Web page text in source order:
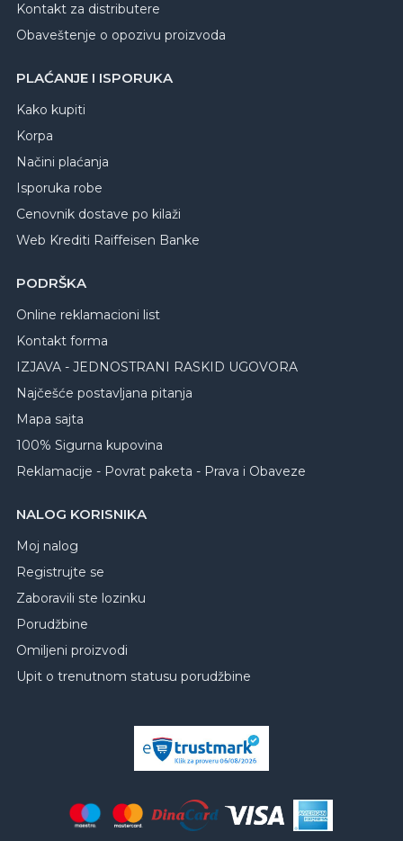
Kontakt za distributere
Obaveštenje o opozivu proizvoda
PLAĆANJE I ISPORUKA
Kako kupiti
Korpa
Načini plaćanja
Isporuka robe
Cenovnik dostave po kilaži
Web Krediti Raiffeisen Banke
PODRŠKA
Online reklamacioni list
Kontakt forma
IZJAVA - JEDNOSTRANI RASKID UGOVORA
Najčešće postavljana pitanja
Mapa sajta
100% Sigurna kupovina
Reklamacije - Povrat paketa - Prava i Obaveze
NALOG KORISNIKA
Moj nalog
Registrujte se
Zaboravili ste lozinku
Porudžbine
Omiljeni proizvodi
Upit o trenutnom statusu porudžbine